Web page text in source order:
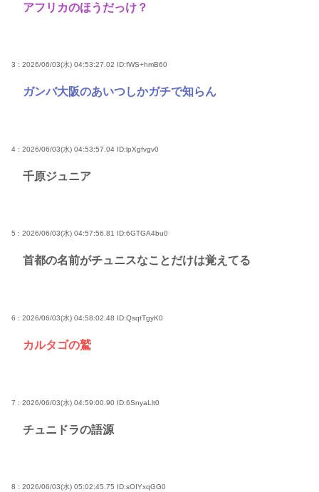
アフリカのほうだっけ？
3 : 2026/06/03(水) 04:53:27.02 ID:fWS+hmB60
ガンバ大阪のあいつしかガチで知らん
4 : 2026/06/03(水) 04:53:57.04 ID:lpXgfvgv0
千原ジュニア
5 : 2026/06/03(水) 04:57:56.81 ID:6GTGA4bu0
首都の名前がチュニスなことだけは覚えてる
6 : 2026/06/03(水) 04:58:02.48 ID:QsqtTgyK0
カルタゴの鷲
7 : 2026/06/03(水) 04:59:00.90 ID:6SnyaLlt0
チュニドラの語源
8 : 2026/06/03(水) 05:02:45.75 ID:sOIYxqGG0